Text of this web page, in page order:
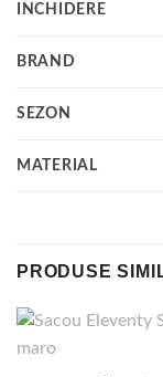
INCHIDERE
BRAND
SEZON
MATERIAL
PRODUSE